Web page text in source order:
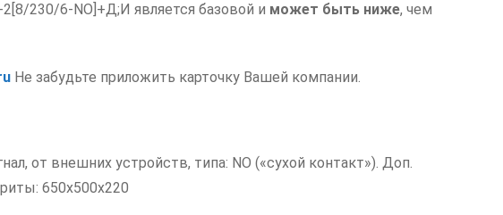
230/6-NO]+Д;И является базовой и может быть ниже, чем
Не забудьте приложить карточку Вашей компании.
от внешних устройств, типа: NO («сухой контакт»). Доп.
650х500х220